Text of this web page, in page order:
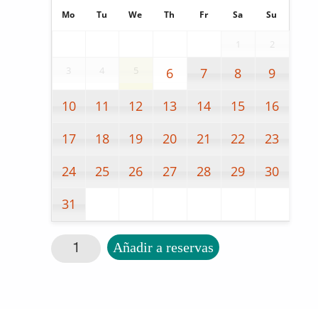
Mo Tu We Th Fr Sa Su
2
3 4 5 6 7 8
9
10
11 12 13 14 15
16
17
18 19 20 21 22
23
24
25 26 27 28 29
30
31
Tech Scan 32 plus cantidad
Añadir a reservas